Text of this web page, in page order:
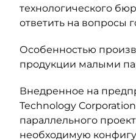
технологического
ответить на вопросы
Особенностью
продукции малыми
Внедренное на
Technology
параллельного
необходимую